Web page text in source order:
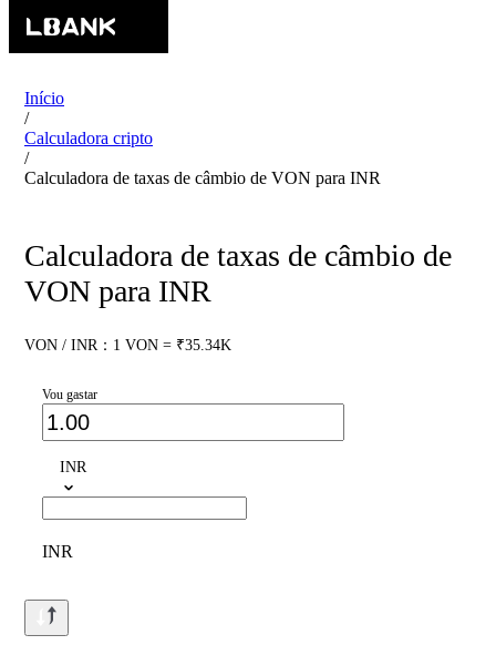
Início
/
Calculadora cripto
/
Calculadora de taxas de câmbio de VON para INR
Calculadora de taxas de câmbio de
VON para INR
VON / INR：1 VON = ₹35.34K
Vou gastar
INR
INR